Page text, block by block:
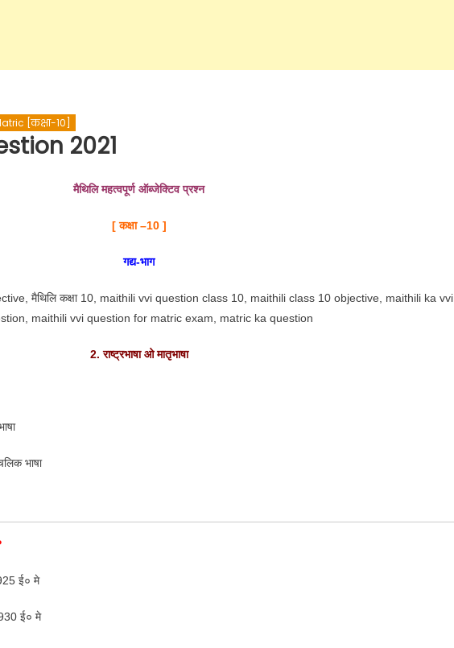
[कक्षा-10]
2021
मैथिलि महत्वपूर्ण ऑब्जेक्टिव प्रश्न
[ कक्षा –10 ]
गद्य-भाग
मैथिलि कक्षा 10, maithili vvi question class 10, maithili class 10 objective, maithili ka vvi
maithili vvi question for matric exam, matric ka question
2. राष्ट्रभाषा ओ मातृभाषा
भाषा
ई० मे
ई० मे